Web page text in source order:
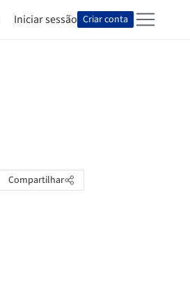
Iniciar sessão Criar conta
Compartilhar